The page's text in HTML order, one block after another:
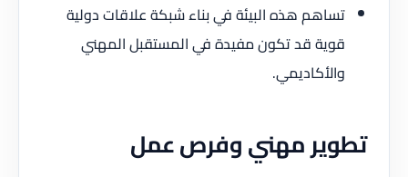
تساهم هذه البيئة في بناء شبكة علاقات دولية
قوية قد تكون مفيدة في المستقبل المهني
والأكاديمي.
تطوير مهني وفرص عمل